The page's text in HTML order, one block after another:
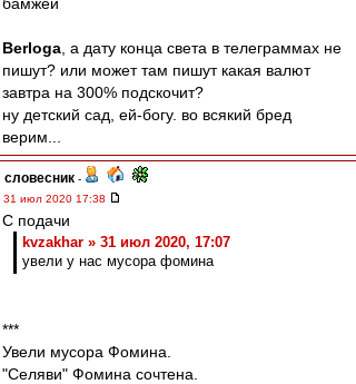
Berloga , а дату конца света в телеграммах не
пишут? или может там пишут какая валют
завтра на 300% подскочит?
ну детский сад, ей-богу. во всякий бред
верим...
словесник -
31 июл 2020 17:38
С подачи
kvzakhar » 31 июл 2020, 17:07
увели у нас мусора фомина
***
Увели мусора Фомина.
"Селяви" Фомина сочтена.